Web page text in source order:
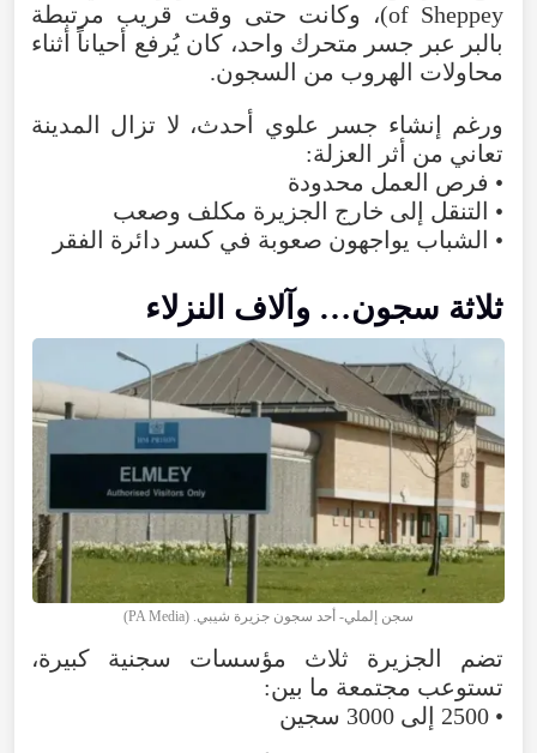
of Sheppey )، وكانت حتى وقت قريب مرتبطة
بالبر عبر جسر متحرك واحد، كان يُرفع أحياناً
أثناء
محاولات الهروب من السجون.
ورغم إنشاء جسر علوي أحدث، لا تزال المدينة
تعاني من أثر العزلة:
• فرص العمل محدودة
• التنقل إلى خارج الجزيرة مكلف وصعب
• الشباب يواجهون صعوبة في كسر دائرة الفقر
ثلاثة سجون… وآلاف النزلاء
سجن إلملي- أحد سجون جزيرة شيبي. (PA Media
)
تضم الجزيرة ثلاث مؤسسات سجنية كبيرة،
تستوعب مجتمعة ما بين:
•
إلى
سجين